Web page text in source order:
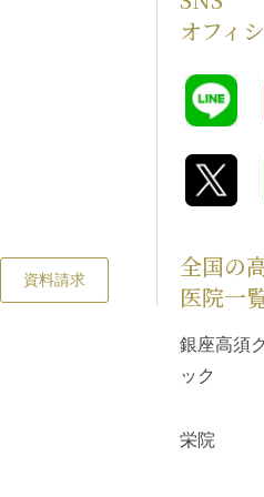
資料請求
オフィ
全国の
医院一
銀座高須
ック
栄院